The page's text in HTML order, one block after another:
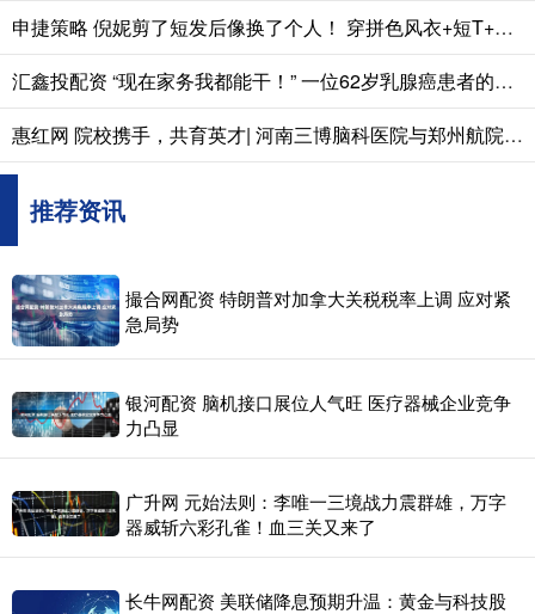
申捷策略 倪妮剪了短发后像换了个人！ 穿拼色风衣+短T+半身裙，时髦又高级！
汇鑫投配资 “现在家务我都能干！” 一位62岁乳腺癌患者的14年真实生活
惠红网 院校携手，共育英才| 河南三博脑科医院与郑州航院计算机学院签约合作
推荐资讯
撮合网配资 特朗普对加拿大关税税率上调 应对紧
急局势
银河配资 脑机接口展位人气旺 医疗器械企业竞争
力凸显
广升网 元始法则：李唯一三境战力震群雄，万字
器威斩六彩孔雀！血三关又来了
长牛网配资 美联储降息预期升温：黄金与科技股